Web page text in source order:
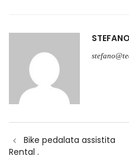
articoli
Bike pedalata assistita
Rental .